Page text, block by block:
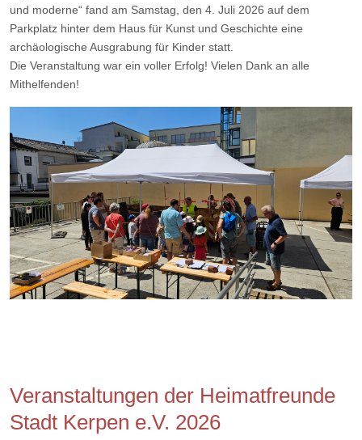
und moderne“ fand am Samstag, den 4. Juli 2026 auf dem
Parkplatz hinter dem Haus für Kunst und Geschichte eine
archäologische Ausgrabung für Kinder statt.
Die Veranstaltung war ein voller Erfolg! Vielen Dank an alle
Mithelfenden!
Veranstaltungen der Heimatfreunde
Stadt Kerpen e.V. 2026